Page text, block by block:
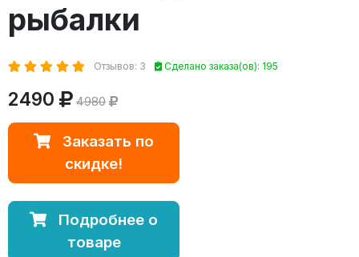
рыбалки
Отзывов: 3 Сделано заказа(ов): 195
2490 4980
Заказать по
скидке!
Подробнее о
товаре